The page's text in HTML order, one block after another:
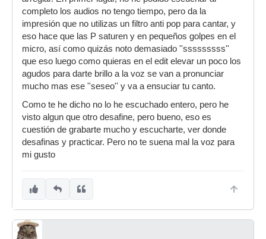
completo los audios no tengo tiempo, pero da la
impresión que no utilizas un filtro anti pop para cantar, y
eso hace que las P saturen y en pequeños golpes en el
micro, así como quizás noto demasiado ''sssssssss''
que eso luego como quieras en el edit elevar un poco los
agudos para darte brillo a la voz se van a pronunciar
mucho mas ese ''seseo'' y va a ensuciar tu canto.
Como te he dicho no lo he escuchado entero, pero he
visto algun que otro desafine, pero bueno, eso es
cuestión de grabarte mucho y escucharte, ver donde
desafinas y practicar. Pero no te suena mal la voz para
mi gusto